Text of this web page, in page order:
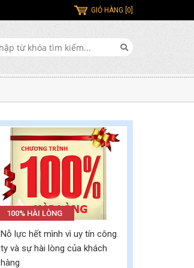
GIỎ HÀNG [0]
100% HÀI LÒNG
Nỗ lực hết mình vì uy tín công
ty và sự hài lòng của khách
hàng